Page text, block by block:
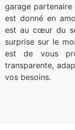
garage
est donné en
est au cœur du
surprise sur le
est de vous
transparente,
vos besoins.